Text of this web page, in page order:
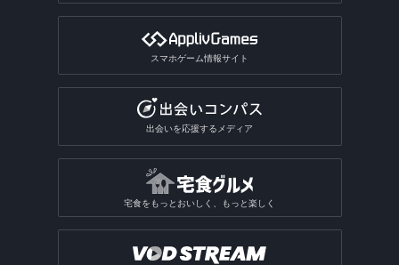
スマホゲーム情報サイト
出会いを応援するメディア
宅食をもっとおいしく、もっと楽しく